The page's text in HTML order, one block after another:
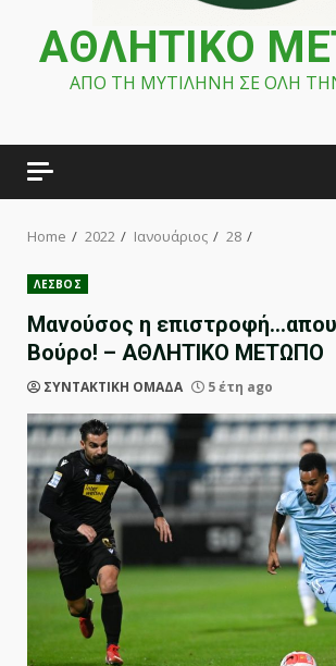
ΑΘΛΗΤΙΚΟ
ΑΠΟ ΤΗ ΜΥΤΙΛΗΝΗ ΣΕ ΟΛΗ
Home 2022 Ιανουάριος 28
ΛΕΣΒΟΣ
Μανούσος η
Βούρο! – ΑΘΛΗΤΙΚΟ ΜΕΤΩΠΟ
ΣΥΝΤΑΚΤΙΚΗ ΟΜΑΔΑ 5 έτη ago